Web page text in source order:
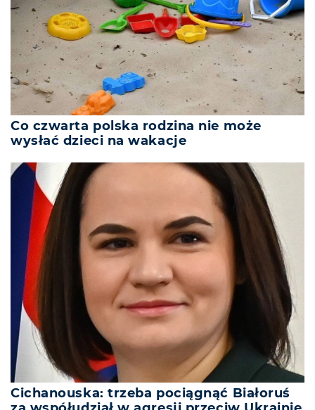
Co czwarta polska rodzina nie może
wysłać dzieci na wakacje
Cichanouska: trzeba pociągnąć Białoruś